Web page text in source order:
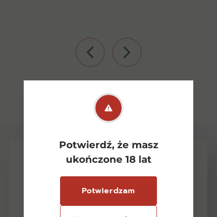
Potwierdź, że masz
ukończone 18 lat
Potwierdzam
Zobacz wszystkie